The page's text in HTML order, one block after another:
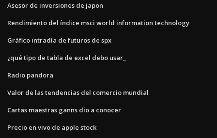
Asesor de inversiones de japon
Rendimiento del índice msci world information technology
Gráfico intradía de futuros de spx
¿qué tipo de tabla de excel debo usar_
Radio pandora
Valor de las tendencias del comercio mundial
Cartas maestras ganns dio a conocer
Precio en vivo de apple stock